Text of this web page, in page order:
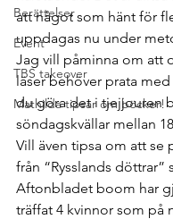
Berättelser
Event
TBS takeover
Mathilda tipsar om böcker!
att något som hänt för
uppdagas nu under
Jag vill påminna om att
läser behöver prata
du göra det i tjejjouren
söndagskvällar mellan
Vill även tipsa om att se
från “Rysslands döttrar”
Aftonbladet boom har
träffat 4 kvinnor som på